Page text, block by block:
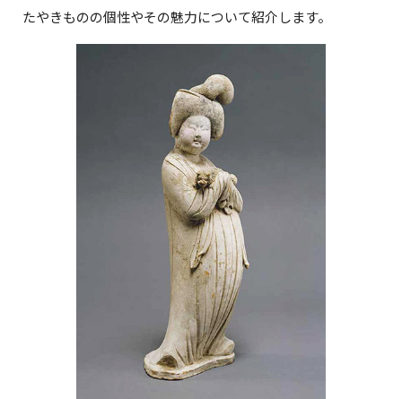
たやきものの個性やその魅力について紹介します。